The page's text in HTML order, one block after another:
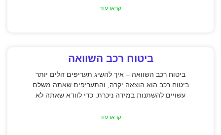
קראו עוד
ביטוח רכב השוואה
ביטוח רכב השוואה – איך להשיג תעריפים זולים יותר
ביטוח רכב הוא הוצאה יקרה, והתעריפים שאתה משלם
עשויים להשתנות במידה ניכרת. כדי לוודא שאתה לא
קראו עוד